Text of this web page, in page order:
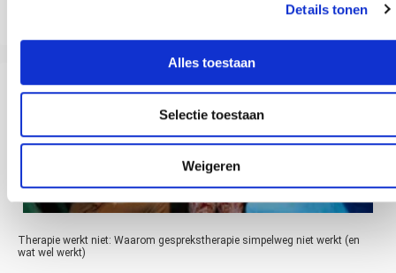
Details tonen
Alles toestaan
Selectie toestaan
Weigeren
Therapie werkt niet: Waarom gesprekstherapie simpelweg niet werkt (en
wat wel werkt)